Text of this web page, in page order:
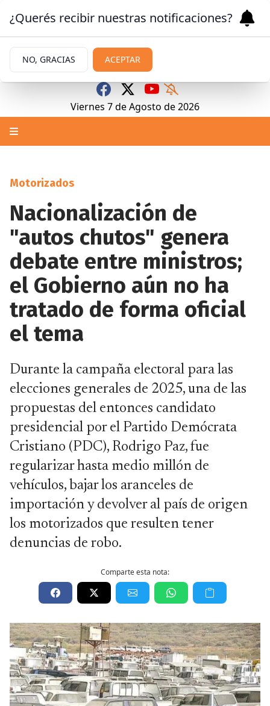
Viernes 7deAgosto de 2026
Motorizados
Nacionalización de
"autos chutos" genera
debate entre ministros;
el Gobierno aún no ha
tratado de forma oficial
el tema
Durante la campaña electoral para las
elecciones generales de 2025, una de las
propuestas del entonces candidato
presidencial por el Partido Demócrata
Cristiano (PDC), Rodrigo Paz, fue
regularizar hasta medio millón de
vehículos, bajar los aranceles de
importación y devolver al país de origen
los motorizados que resulten tener
denuncias de robo.
Comparte esta nota:
¿Querés recibir nuestras notificaciones?
NO, GRACIAS ACEPTAR